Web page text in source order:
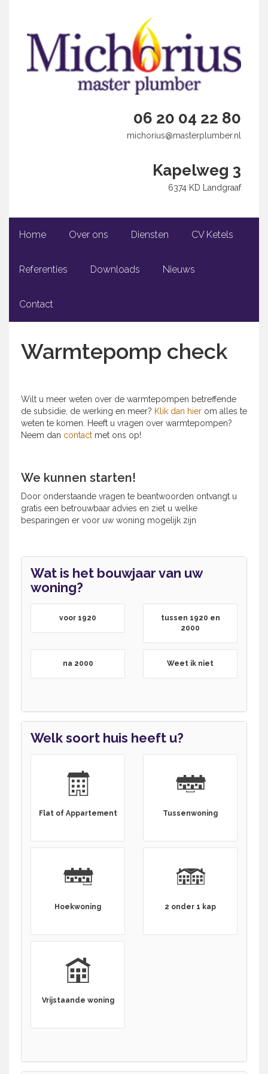
06 20 04 22 80
michorius@masterplumber.nl
Kapelweg 3
6374 KD Landgraaf
Home Over ons Diensten CV Ketels
Referenties Downloads Nieuws
Contact
Warmtepomp check
Wilt u meer weten over de warmtepompen betreffende
de subsidie, de werking en meer? Klik dan hier om alles te
weten te komen. Heeft u vragen over warmtepompen?
Neem dan contact met ons op!
We kunnen starten!
Door onderstaande vragen te beantwoorden ontvangt u
gratis een betrouwbaar advies en ziet u welke
besparingen er voor uw woning mogelijk zijn
Wat is het bouwjaar van uw
woning?
voor 1920
tussen 1920 en
2000
na 2000 Weet ik niet
Welk soort huis heeft u?
Flat of Appartement Tussenwoning
Hoekwoning 2 onder 1 kap
Vrijstaande woning